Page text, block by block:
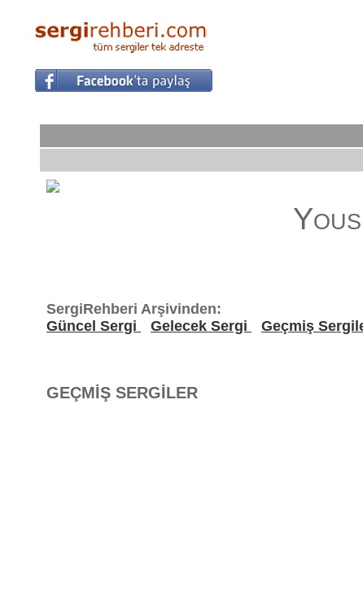
SergiRehberi Arşivinden:
Güncel Sergi
Gelecek Sergi Geçmiş
GEÇMİŞ SERGİLER